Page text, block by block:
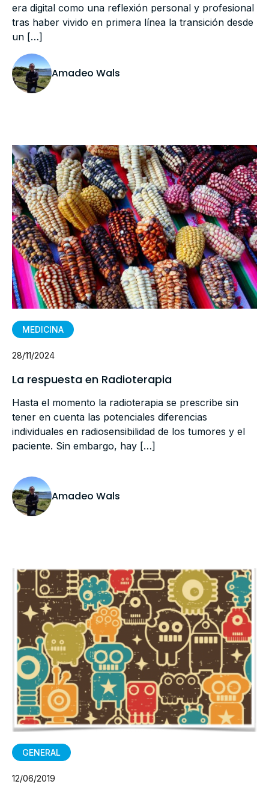
era digital como una reflexión personal y profesional
tras haber vivido en primera línea la transición desde
un […]
Amadeo Wals
MEDICINA
28/11/2024
La respuesta en Radioterapia
Hasta el momento la radioterapia se prescribe sin
tener en cuenta las potenciales diferencias
individuales en radiosensibilidad de los tumores y el
paciente. Sin embargo, hay […]
Amadeo Wals
GENERAL
12/06/2019